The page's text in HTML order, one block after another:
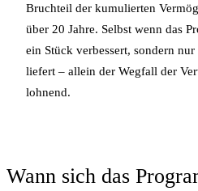
Bruchteil der kumulierten
über 20 Jahre. Selbst wenn das
ein Stück verbessert, sondern
liefert – allein der Wegfall der
lohnend.
Wann sich das